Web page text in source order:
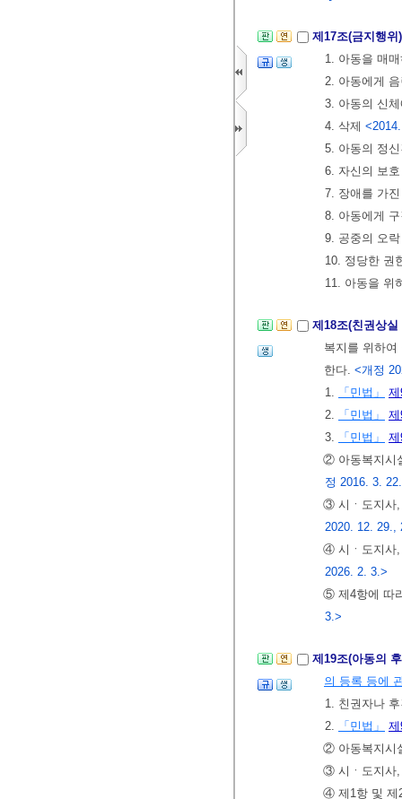
제17조(금지행
1. 아동을 매
2. 아동에게
3. 아동의 신
4. 삭제
5. 아동의 정
6. 자신의 보
7. 장애를 가
8. 아동에게
9. 공중의 오
10. 정당한 권
11. 아동을 위
제18조(친권상
복지를 위하
한다. <개정
1.
「민법」
2.
「민법」
3.
「민법」
② 아동복지시
정 2016. 3.
③ 시ㆍ도지사,
2020. 12. 29.,
④ 시ㆍ도지사,
2026. 2. 3.>
⑤ 제4항에 따
3.>
제19조(아동의
의 등록 등에
1. 친권자나
2.
「민법」
② 아동복지시
③ 시ㆍ도지사,
④ 제1항 및 제